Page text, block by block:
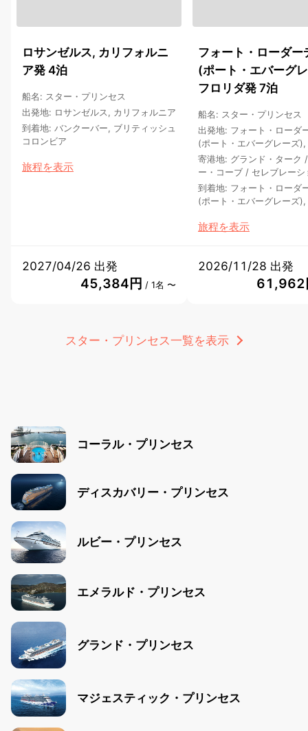
ロサンゼルス, カリフォルニ
ア発 4泊
船名: スター・プリンセス
出発地: ロサンゼルス, カリフォルニア
到着地: バンクーバー, ブリティッシュ
コロンビア
旅程を表示
2027/04/26 出発
45,384円 / 1名 〜
フォート・ローダー
(ポート・エバーグ
フロリダ発 7泊
船名: スター・プリンセス
出発地: フォート・ローダ
(ポート・エバーグレーズ
寄港地: グランド・ターク
ー・コーブ / セレブレー
到着地: フォート・ローダ
(ポート・エバーグレーズ
旅程を表示
2026/11/28 出発
61,962
スター・プリンセス一覧を表示
コーラル・プリンセス
ディスカバリー・プリンセス
ルビー・プリンセス
エメラルド・プリンセス
グランド・プリンセス
マジェスティック・プリンセス